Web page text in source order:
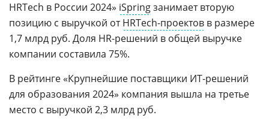
HRTech в России 2024» iSpringзанимает вторую
позицию с выручкой отHRTech-проектов в размере
1,7 млрд руб. Доля HR-решений в общей выручке
компании составила 75%.
В рейтинге «Крупнейшие поставщики ИТ-решений
для образования 2024» компания вышла на третье
место с выручкой 2,3 млрд руб.